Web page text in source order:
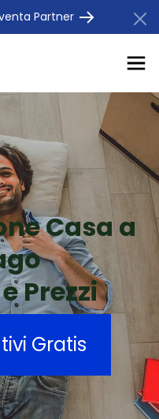
Partner
Casa a
Prezzi
Gratis